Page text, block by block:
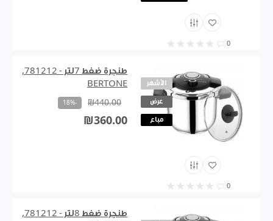
0
الأشهر
عرض
مباع
0
طنجرة ضغط 7لتر - 781212,
BERTONE
₪440.00
-18%
₪360.00
طنجرة ضغط 8لتر - 781212,